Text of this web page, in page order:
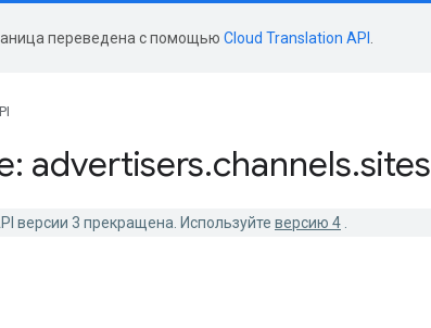
переведена с помощью Cloud Translation API
advertisers.channels.sites
версии 3 прекращена. Используйте версию 4